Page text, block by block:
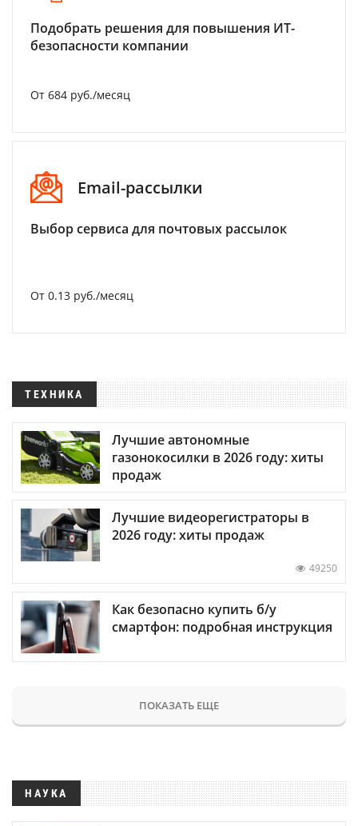
Подобрать решения для повышения ИТ-
безопасности компании
От 684 руб./месяц
Email-рассылки
Выбор сервиса для почтовых рассылок
От 0.13 руб./месяц
ТЕХНИКА
Лучшие автономные
газонокосилки в 2026 году: хиты
продаж
Лучшие видеорегистраторы в
2026 году: хиты продаж
49250
Как безопасно купить б/у
смартфон: подробная инструкция
ПОКАЗАТЬ ЕЩЕ
НАУКА